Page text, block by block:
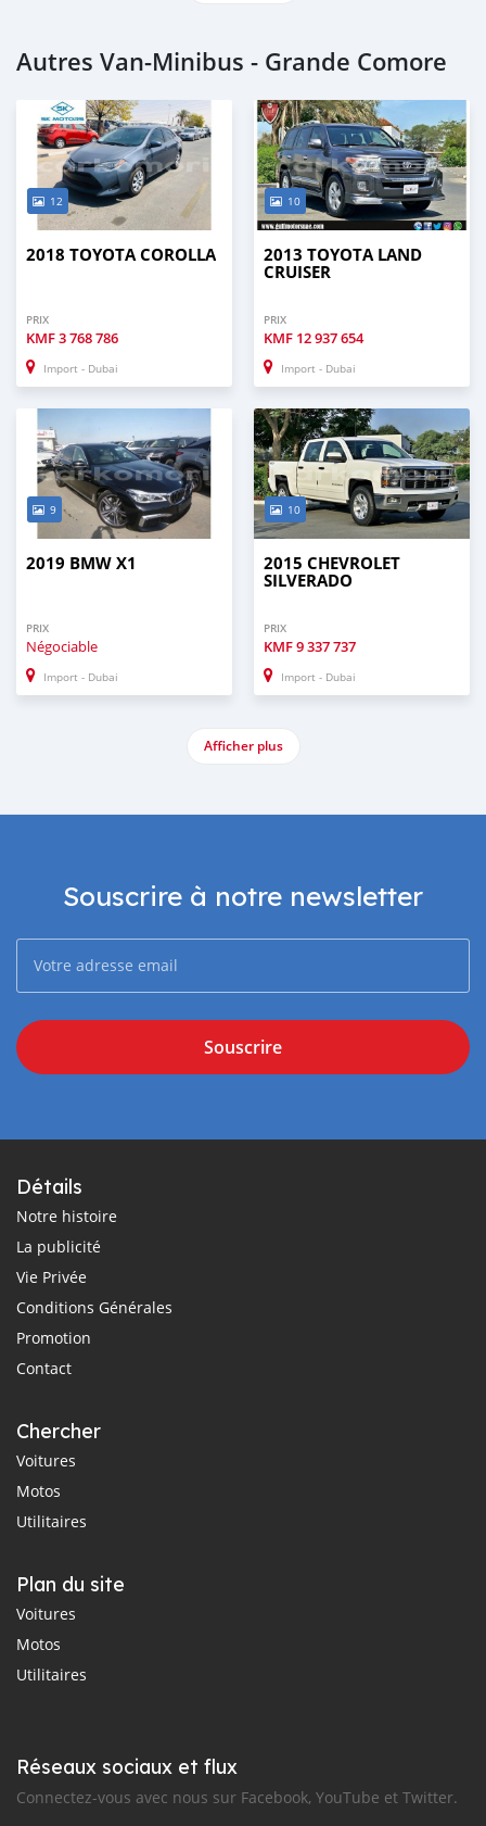
Autres Van‒Minibus - Grande Comore
12
2018 TOYOTA COROLLA
PRIX
KMF3 768 786
Import - Dubai
10
2013 TOYOTA LAND
CRUISER
PRIX
KMF 12 937 654
Import - Dubai
9
2019 BMW X1
PRIX
Négociable
Import - Dubai
10
2015 CHEVROLET
SILVERADO
PRIX
KMF9 337 737
Import - Dubai
Afficher plus
Souscrire à notre newsletter
Souscrire
Détails
Notre histoire
La publicité
Vie Privée
Conditions Générales
Promotion
Contact
Chercher
Voitures
Motos
Utilitaires
Plan du site
Voitures
Motos
Utilitaires
Réseaux sociaux et flux
Connectez-vous avec nous sur Facebook, YouTube et Twitter.